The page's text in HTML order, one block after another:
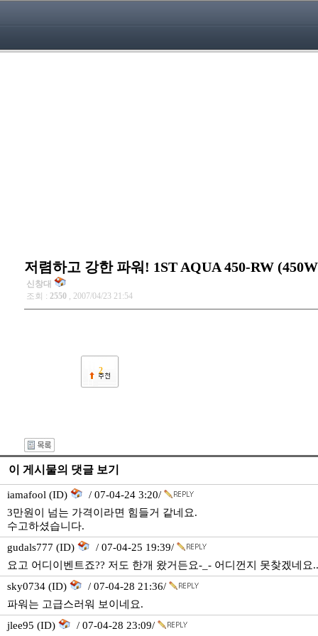
저렴하고 강한 파워! 1ST AQUA 450-RW
신창대
조회 : 2550 , 2007/04/23 21:54
2
이 게시물의 댓글 보기
iamafool (ID)
/ 07-04-24 3:20/
3만원이 넘는 가격이라면 힘들거 같네요.
수고하셨습니다.
gudals777 (ID)
/ 07-04-25 19:39/
요고 어디이벤트죠?? 저도 한개 왔거든요-_- 어디껀지 못찾겠네요
sky0734 (ID)
/ 07-04-28 21:36/
파워는 고급스러워 보이네요.
jlee95 (ID)
/ 07-04-28 23:09/